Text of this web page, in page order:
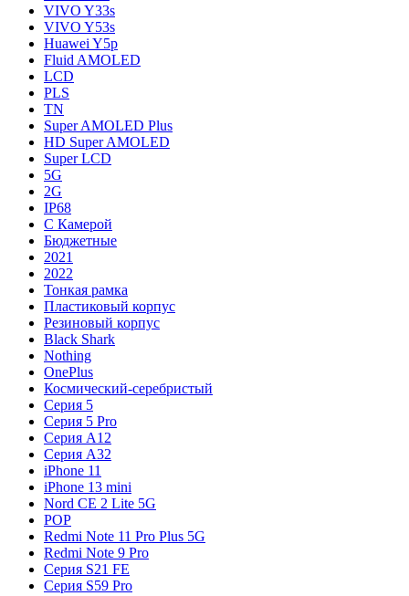
VIVO Y33s
VIVO Y53s
Huawei Y5p
Fluid AMOLED
LCD
PLS
TN
Super AMOLED Plus
HD Super AMOLED
Super LCD
5G
2G
IP68
С Камерой
Бюджетные
2021
2022
Тонкая рамка
Пластиковый корпус
Резиновый корпус
Black Shark
Nothing
OnePlus
Космический-серебристый
Серия 5
Серия 5 Pro
Серия A12
Серия A32
iPhone 11
iPhone 13 mini
Nord CE 2 Lite 5G
POP
Redmi Note 11 Pro Plus 5G
Redmi Note 9 Pro
Серия S21 FE
Серия S59 Pro